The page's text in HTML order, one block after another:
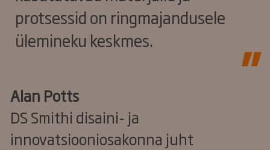
protsessid on ringmajandusele
ülemineku keskmes.
Alan Potts
DS Smithi disaini- ja
innovatsiooniosakonna juht